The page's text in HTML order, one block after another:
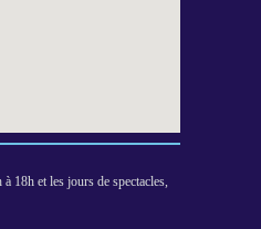
18h et les jours de spectacles,